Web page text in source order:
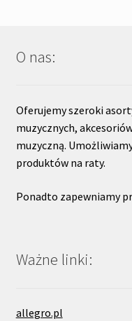
O nas:
Oferujemy szeroki
muzycznych,
muzyczną.
produktów na raty.
Ponadto zapewniamy
Ważne linki:
allegro.pl